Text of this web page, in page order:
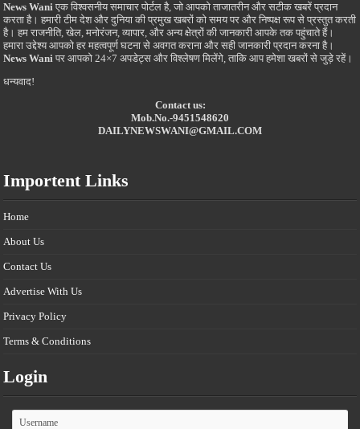
News Wani एक विश्वसनीय समाचार पोर्टल है, जो आपको ताजातरीन और सटीक खबरें प्रदान
करता है। हमारी टीम देश और दुनिया की प्रमुख खबरों को समय पर और निष्पक्ष रूप से प्रस्तुत करती
है। हम राजनीति, खेल, मनोरंजन, व्यापार, और अन्य क्षेत्रों की जानकारी आपके तक पहुंचाते हैं।
हमारा उद्देश्य आपको हर महत्वपूर्ण घटना से अवगत कराना और सही जानकारी प्रदान करना है।
News Wani पर आपको 24×7 अपडेट्स और विश्लेषण मिलेंगे, ताकि आप हमेशा खबरों से जुड़े रहें।
धन्यवाद!
Contact us:
Mob.No.-9451548620
DAILYNEWSWANI@GMAIL.COM
Importent Links
Home
About Us
Contact Us
Advertise With Us
Privacy Policy
Terms & Conditions
Login